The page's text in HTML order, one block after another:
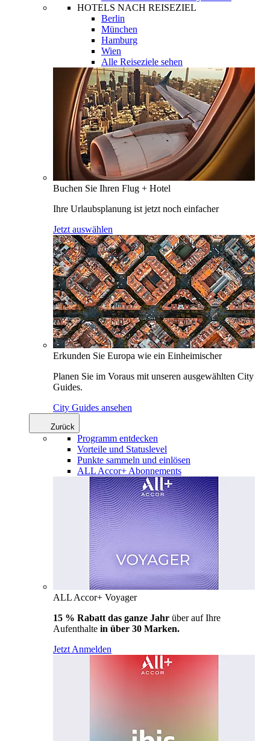
HOTELS NACH REISEZIEL
Berlin
München
Hamburg
Wien
Alle Reiseziele sehen
Buchen Sie Ihren Flug + Hotel
Ihre Urlaubsplanung ist jetzt noch einfacher
Jetzt auswählen
Erkunden Sie Europa wie ein Einheimischer
Planen Sie im Voraus mit unseren ausgewählten City
Guides.
City Guides ansehen
Zurück
Programm entdecken
Vorteile und Statuslevel
Punkte sammeln und einlösen
ALL Accor+ Abonnements
ALL Accor+ Voyager
15 % Rabatt das ganze Jahr über auf Ihre
Aufenthalte in über 30 Marken.
Jetzt Anmelden